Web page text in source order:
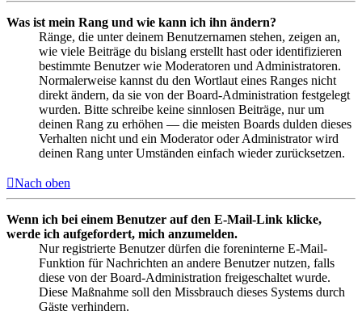
Was ist mein Rang und wie kann ich ihn ändern?
Ränge, die unter deinem Benutzernamen stehen, zeigen an,
wie viele Beiträge du bislang erstellt hast oder identifizieren
bestimmte Benutzer wie Moderatoren und Administratoren.
Normalerweise kannst du den Wortlaut eines Ranges nicht
direkt ändern, da sie von der Board-Administration festgelegt
wurden. Bitte schreibe keine sinnlosen Beiträge, nur um
deinen Rang zu erhöhen — die meisten Boards dulden dieses
Verhalten nicht und ein Moderator oder Administrator wird
deinen Rang unter Umständen einfach wieder zurücksetzen.
Nach oben
Wenn ich bei einem Benutzer auf den E-Mail-Link klicke,
werde ich aufgefordert, mich anzumelden.
Nur registrierte Benutzer dürfen die foreninterne E-Mail-
Funktion für Nachrichten an andere Benutzer nutzen, falls
diese von der Board-Administration freigeschaltet wurde.
Diese Maßnahme soll den Missbrauch dieses Systems durch
Gäste verhindern.